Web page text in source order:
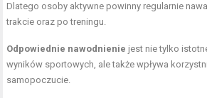
Dlatego osoby aktywne powinny regularnie
trakcie oraz po treningu.
Odpowiednie nawodnienie jest nie tylko
wyników sportowych, ale także wpływa
samopoczucie.